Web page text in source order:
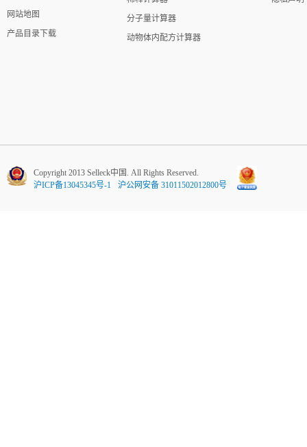
网站地图
产品目录下载
分子量计算器
动物体内配方计算器
Copyright 2013 Selleck中国. All Rights Reserved.
沪ICP备13045345号-1
沪公网安备 31011502012800号